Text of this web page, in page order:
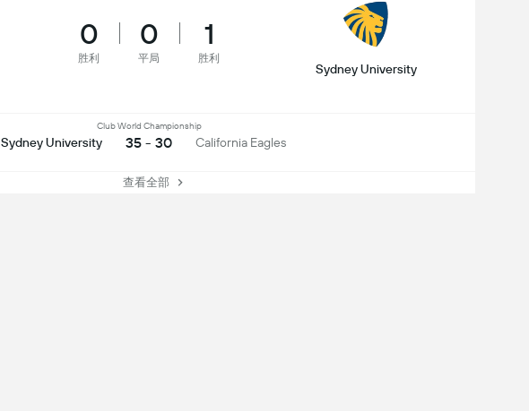
0
胜利
0
平局
1
胜利
Sydney University
Sydney University
Club World Championship
35 - 30 California Eagles
查看全部